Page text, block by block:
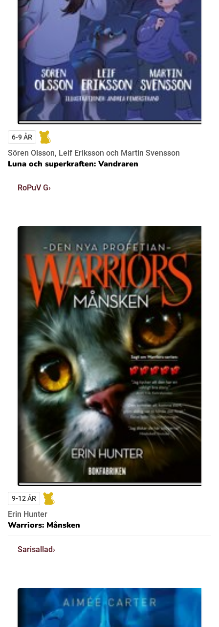
6-9 ÅR
Sören Olsson, Leif Eriksson och Martin Svensson
Luna och superkraften: Vandraren
RoPuV G
9-12 ÅR
Erin Hunter
Warriors: Månsken
Sarisallad